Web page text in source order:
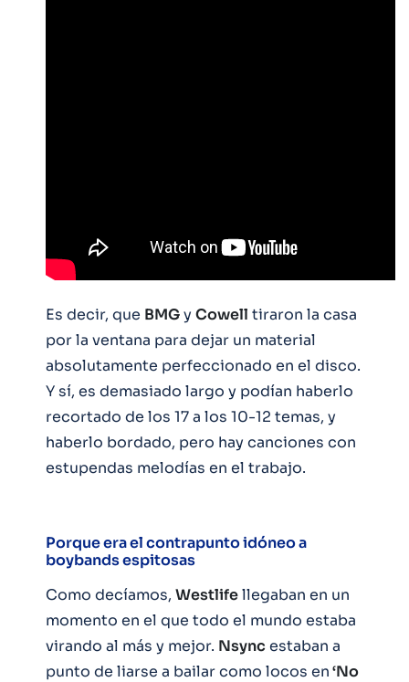
Es decir, que BMGy Cowell tiraron la casa
por la ventana para dejar un material
absolutamente perfeccionado en el disco.
Y sí, es demasiado largo y podían haberlo
recortado de los 17 a los 10-12 temas, y
haberlo bordado, pero hay canciones con
estupendas melodías en el trabajo.
Porque era el contrapunto idóneo a
boybands espitosas
Como decíamos, Westlifellegaban en un
momento en el que todo el mundo estaba
virando al más y mejor. Nsync estaban a
punto de liarse a bailar como locos en‘No